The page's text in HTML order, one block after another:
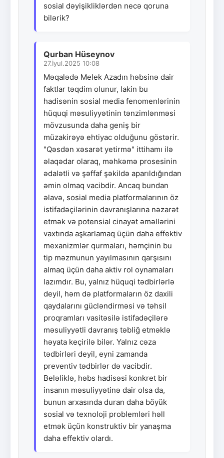
sosial dəyişikliklərdən necə qoruna
bilərik?
Qurban Hüseynov
27.İyul.2025 10:08
Məqalədə Melek Azadın həbsinə dair
faktlar təqdim olunur, lakin bu
hadisənin sosial media fenomenlərinin
hüquqi məsuliyyətinin tənzimlənməsi
mövzusunda daha geniş bir
müzakirəyə ehtiyac olduğunu göstərir.
"Qəsdən xəsarət yetirmə" ittihamı ilə
əlaqədar olaraq, məhkəmə prosesinin
ədalətli və şəffaf şəkildə aparıldığından
əmin olmaq vacibdir. Ancaq bundan
əlavə, sosial media platformalarının öz
istifadəçilərinin davranışlarına nəzarət
etmək və potensial cinayət əməllərini
vaxtında aşkarlamaq üçün daha effektiv
mexanizmlər qurmaları, həmçinin bu
tip məzmunun yayılmasının qarşısını
almaq üçün daha aktiv rol oynamaları
lazımdır. Bu, yalnız hüquqi tədbirlərlə
deyil, həm də platformaların öz daxili
qaydalarını gücləndirməsi və təhsil
proqramları vasitəsilə istifadəçilərə
məsuliyyətli davranış təbliğ etməklə
həyata keçirilə bilər. Yalnız cəza
tədbirləri deyil, eyni zamanda
preventiv tədbirlər də vacibdir.
Beləliklə, həbs hadisəsi konkret bir
insanın məsuliyyətinə dair olsa da,
bunun arxasında duran daha böyük
sosial və texnoloji problemləri həll
etmək üçün konstruktiv bir yanaşma
daha effektiv olardı.